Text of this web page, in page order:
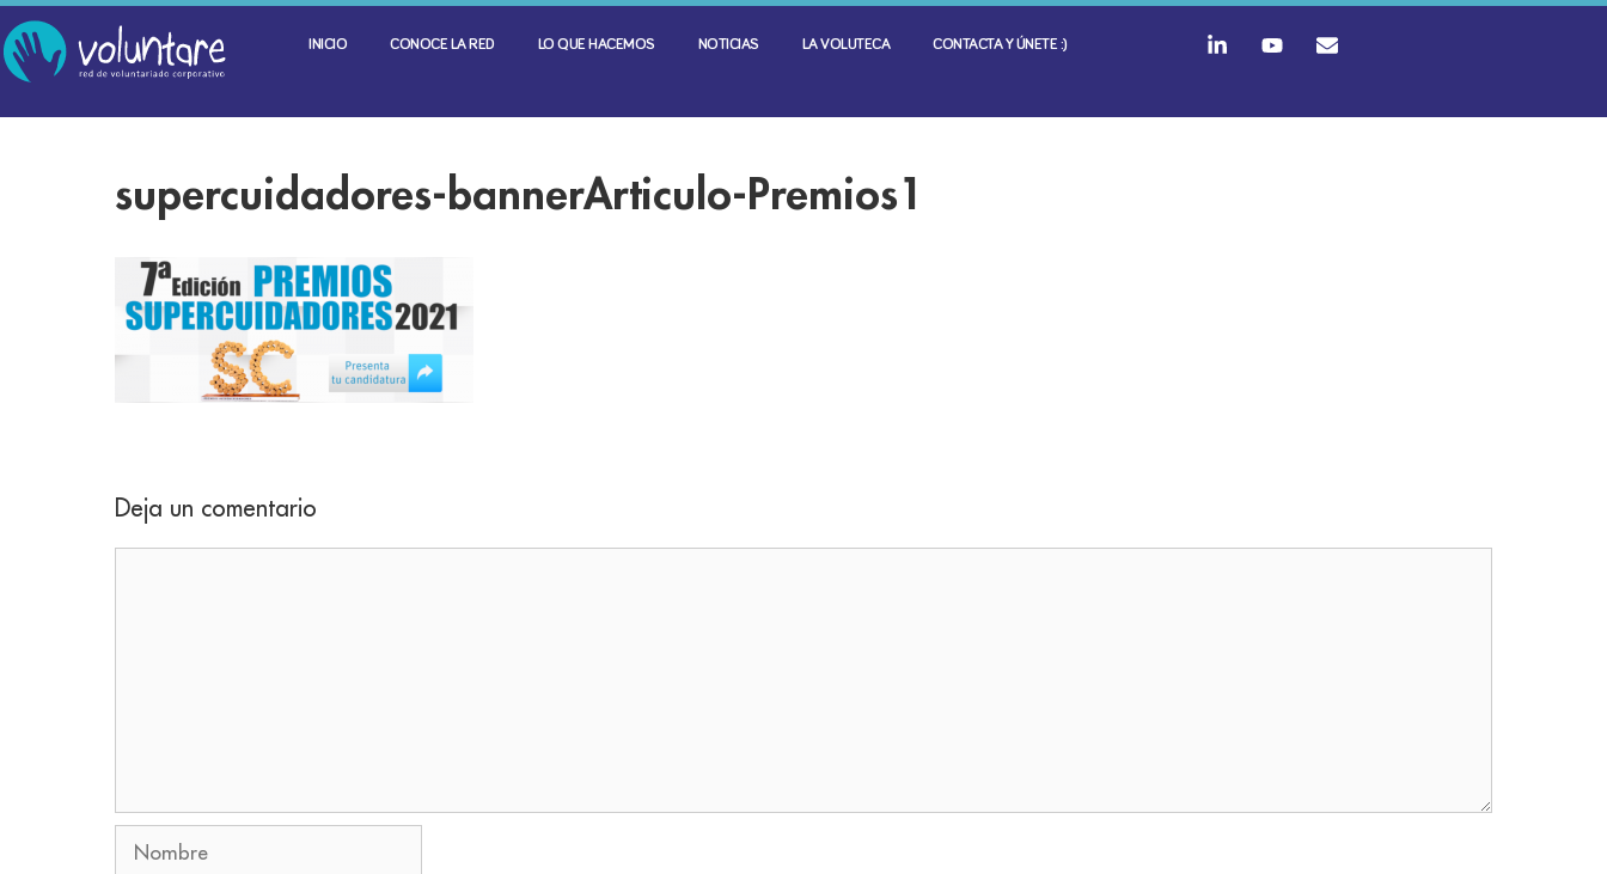
INICIO CONOCE LA RED LO QUE HACEMOS NOTICIAS LA VOLUTECA CONTACTA Y ÚNETE :)
supercuidadores-bannerArticulo-Premios1
Deja un comentario